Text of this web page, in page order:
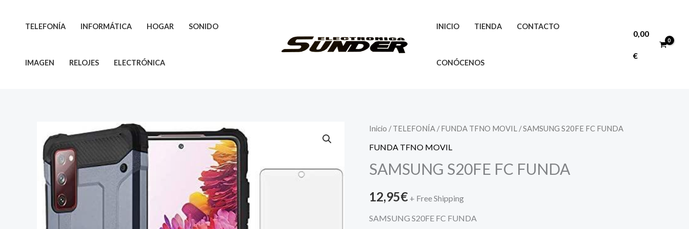
TELEFONÍA INFORMÁTICA HOGAR SONIDO
IMAGEN RELOJES ELECTRÓNICA
INICIO TIENDA CONTACTO
CONÓCENOS
0,00
€
Inicio /TELEFONÍA /FUNDA TFNO MOVIL / SAMSUNG S20FE FC FUNDA
FUNDA TFNO MOVIL
SAMSUNG S20FE FC FUNDA
12,95€ + Free Shipping
SAMSUNG S20FE FC FUNDA